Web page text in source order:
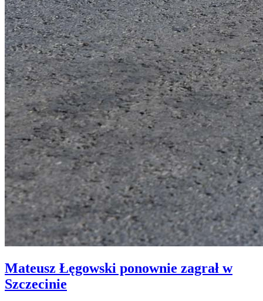
Mateusz Łęgowski ponownie zagrał w
Szczecinie